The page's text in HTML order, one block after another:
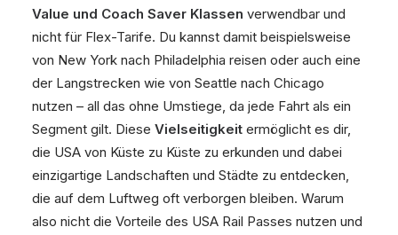
Value und Coach Saver Klassen verwendbar und
nicht für Flex-Tarife. Du kannst damit beispielsweise
von New York nach Philadelphia reisen oder auch eine
der Langstrecken wie von Seattle nach Chicago
nutzen – all das ohne Umstiege, da jede Fahrt als ein
Segment gilt. Diese Vielseitigkeit ermöglicht es dir,
die USA von Küste zu Küste zu erkunden und dabei
einzigartige Landschaften und Städte zu entdecken,
die auf dem Luftweg oft verborgen bleiben. Warum
also nicht die Vorteile des USA Rail Passes nutzen und